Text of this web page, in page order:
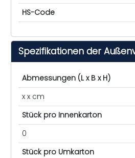
HS-Code
Spezifikationen der
Abmessungen (L x B x H)
x x cm
Stück pro Innenkarton
0
Stück pro Umkarton